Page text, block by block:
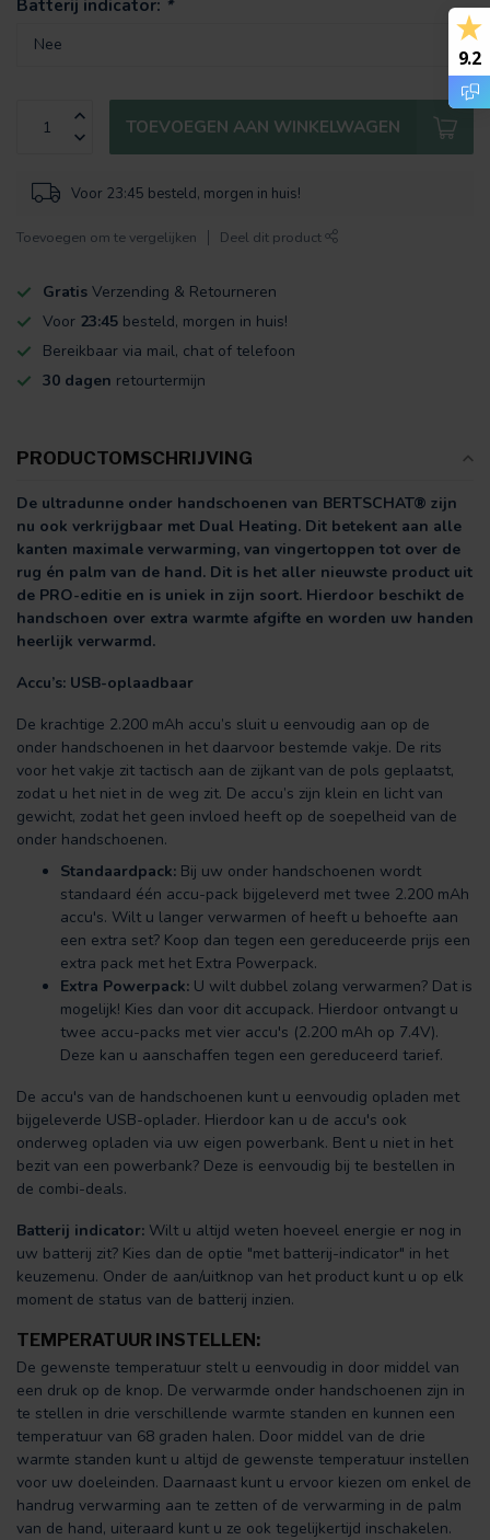
Batterij indicator: *
TOEVOEGEN AAN WINKELWAGEN
Voor 23:45 besteld, morgen in huis!
Toevoegen om te vergelijken Deel dit product
Gratis Verzending & Retourneren
Voor 23:45 besteld, morgen in huis!
Bereikbaar via mail, chat of telefoon
30 dagen retourtermijn
PRODUCTOMSCHRIJVING
De ultradunne onder handschoenen van BERTSCHAT® zijn
nu ook verkrijgbaar met Dual Heating. Dit betekent aan alle
kanten maximale verwarming, van vingertoppen tot over de
rug én palm van de hand. Dit is het aller nieuwste product uit
de PRO-editie en is uniek in zijn soort. Hierdoor beschikt de
handschoen over extra warmte afgifte en worden uw handen
heerlijk verwarmd.
Accu’s: USB-oplaadbaar
De krachtige 2.200 mAh accu’s sluit u eenvoudig aan op de
onder handschoenen in het daarvoor bestemde vakje. De rits
voor het vakje zit tactisch aan de zijkant van de pols geplaatst,
zodat u het niet in de weg zit. De accu’s zijn klein en licht van
gewicht, zodat het geen invloed heeft op de soepelheid van de
onder handschoenen.
Standaardpack: Bij uw onder handschoenen wordt
standaard één accu-pack bijgeleverd met twee 2.200 mAh
accu's. Wilt u langer verwarmen of heeft u behoefte aan
een extra set? Koop dan tegen een gereduceerde prijs een
extra pack met het Extra Powerpack.
Extra Powerpack: U wilt dubbel zolang verwarmen? Dat is
mogelijk! Kies dan voor dit accupack. Hierdoor ontvangt u
twee accu-packs met vier accu's (2.200 mAh op 7.4V).
Deze kan u aanschaffen tegen een gereduceerd tarief.
De accu's van de handschoenen kunt u eenvoudig opladen met
bijgeleverde USB-oplader. Hierdoor kan u de accu's ook
onderweg opladen via uw eigen powerbank. Bent u niet in het
bezit van een powerbank? Deze is eenvoudig bij te bestellen in
de combi-deals.
Batterij indicator: Wilt u altijd weten hoeveel energie er nog in
uw batterij zit? Kies dan de optie "met batterij-indicator" in het
keuzemenu. Onder de aan/uitknop van het product kunt u op elk
moment de status van de batterij inzien.
TEMPERATUUR INSTELLEN:
De gewenste temperatuur stelt u eenvoudig in door middel van
een druk op de knop. De verwarmde onder handschoenen zijn in
te stellen in drie verschillende warmte standen en kunnen een
temperatuur van 68 graden halen. Door middel van de drie
warmte standen kunt u altijd de gewenste temperatuur instellen
voor uw doeleinden. Daarnaast kunt u ervoor kiezen om enkel de
handrug verwarming aan te zetten of de verwarming in de palm
van de hand, uiteraard kunt u ze ook tegelijkertijd inschakelen.
9.2